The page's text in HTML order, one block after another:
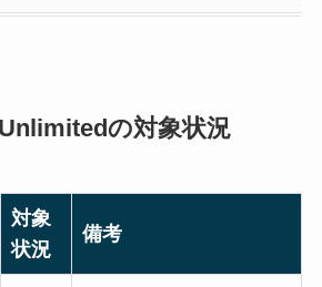
の対象状況
対象
状況
備考